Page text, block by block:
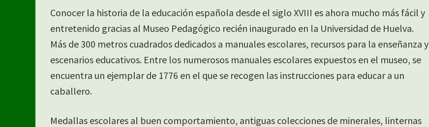
r
e
r
Conocer la historia de la educación española desde el siglo XVIII es ahora mucho más fácil y
entretenido gracias al Museo Pedagógico recién inaugurado en la Universidad de Huelva.
Más de 300 metros cuadrados dedicados a manuales escolares, recursos para la enseñanza y
escenarios educativos. Entre los numerosos manuales escolares expuestos en el museo, se
encuentra un ejemplar de 1776 en el que se recogen las instrucciones para educar a un
caballero.
Medallas escolares al buen comportamiento, antiguas colecciones de minerales, linternas